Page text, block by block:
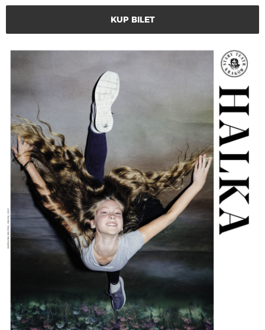
KUP BILET
dowolności znaczeń i metafor. Konflikt warstw
społecznych, Halka jako „rozebrana i rozkradziona”
ojczyzna pod zaborami – „zbrukana” przez szlachtę
rozbiorową, oskarżana przez chłopów, że nie dała im
nic, nie przyjęła, przez wieki odczłowieczała
pańszczyzną. Gdyby Halka przemówiła –
natychmiast zmieniłaby dynamikę dramatycznej
sytuacji. Gdyby pozwoliła sobie chociaż na odrobinę
odmawianej kobietom słusznej wściekłości?
Autorki spektaklu – reżyserka Anna Smolar i
dramaturżka Natalia Fiedorczuk – mierzą się nie
tylko z przeformułowaniem treści, nadaniem
własnego głosu Halinie, ale też opracowaniem nowej
formy klasycznego dzieła, tak, aby teatr zawłaszczył
sobie wyzwanie opowiadania Halki na nowo.
Muzycznie i choreograficznie spektakl jest
majstersztykiem, bo nie ma „Halki” Anny Smolar bez
choreografii Pawła Sakowicza, równie ważnej jak
tekst. (…) W finale do tańca z krzesłami włączają się
wszyscy, kobiety imężczyźni, każdy w